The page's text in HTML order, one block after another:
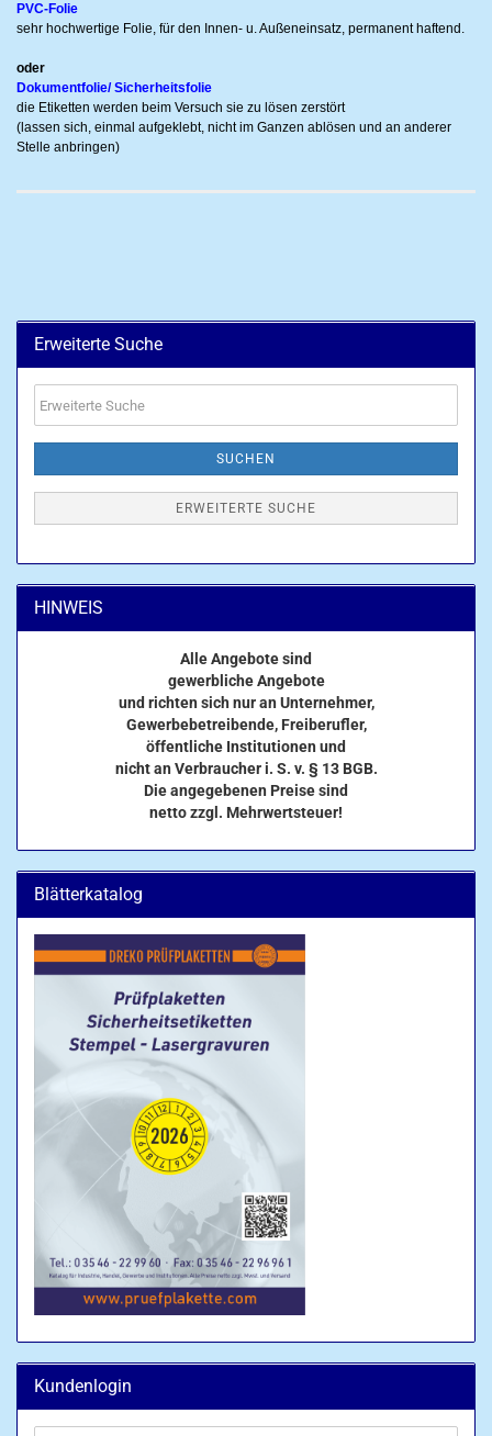
PVC-Folie
sehr hochwertige Folie, für den Innen- u. Außeneinsatz, permanent haftend.
oder
Dokumentfolie/ Sicherheitsfolie
die Etiketten werden beim Versuch sie zu lösen zerstört
(lassen sich, einmal aufgeklebt, nicht im Ganzen ablösen und an anderer
Stelle anbringen)
Erweiterte Suche
Suche
SUCHEN
ERWEITERTE SUCHE
HINWEIS
Alle Angebote sind
gewerbliche Angebote
und richten sich nur an Unternehmer,
Gewerbebetreibende, Freiberufler,
öffentliche Institutionen und
nicht an Verbraucher i. S. v. § 13 BGB.
Die angegebenen Preise sind
netto zzgl. Mehrwertsteuer!
Blätterkatalog
Kundenlogin